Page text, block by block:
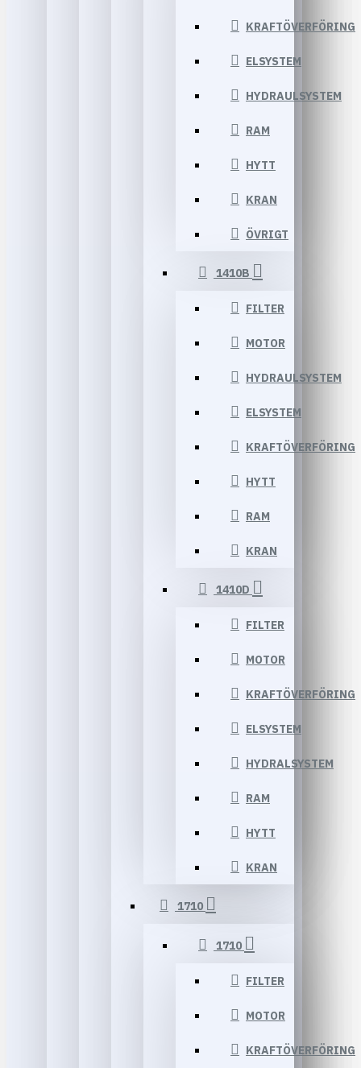
KRAFTÖVERFÖRING
ELSYSTEM
HYDRAULSYSTEM
RAM
HYTT
KRAN
ÖVRIGT
1410B
FILTER
MOTOR
HYDRAULSYSTEM
ELSYSTEM
KRAFTÖVERFÖRING
HYTT
RAM
KRAN
1410D
FILTER
MOTOR
KRAFTÖVERFÖRING
ELSYSTEM
HYDRALSYSTEM
RAM
HYTT
KRAN
1710
1710
FILTER
MOTOR
KRAFTÖVERFÖRING